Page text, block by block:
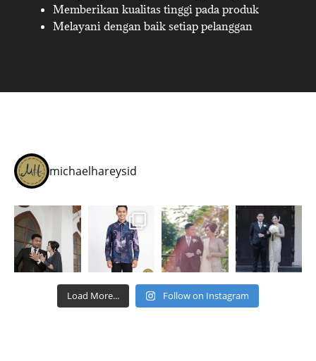
Memberikan kualitas tinggi pada produk
Melayani dengan baik setiap pelanggan
michaelhareysid
Load More... Follow on Instagram